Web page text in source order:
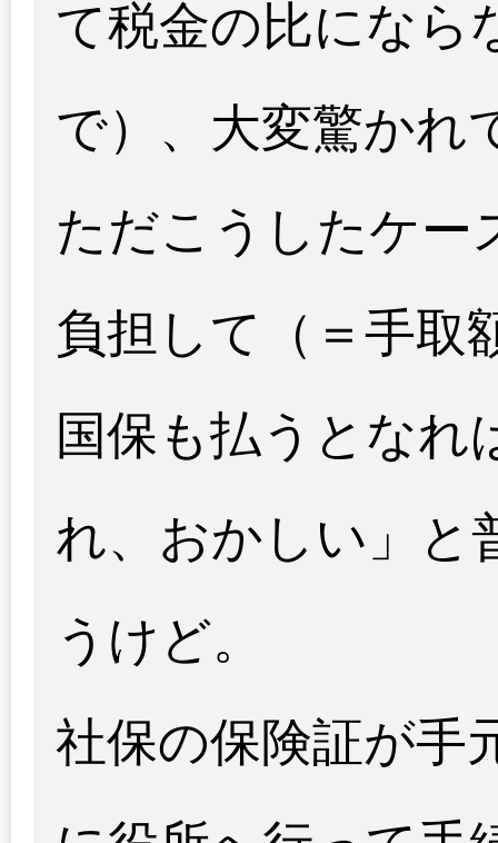
て税金の比になら
で）、大変驚かれ
ただこうしたケー
負担して（＝手取
国保も払うとなれ
れ、おかしい」と
うけど。
社保の保険証が手